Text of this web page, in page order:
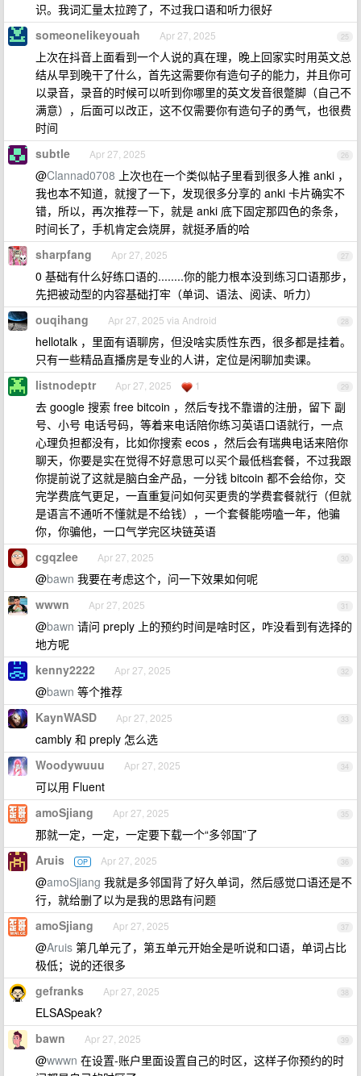
识。我词汇量太拉跨了，不过我口语和听力很好
25
someonelikeyouah Apr 27, 2025
上次在抖音上面看到一个人说的真在理，晚上回家实时用英文总
结从早到晚干了什么，首先这需要你有造句子的能力，并且你可
以录音，录音的时候可以听到你哪里的英文发音很蹩脚（自己不
满意），后面可以改正，这不仅需要你有造句子的勇气，也很费
时间
26
subtle Apr 27, 2025
@Clannad0708 上次也在一个类似帖子里看到很多人推 anki ，
我也本不知道，就搜了一下，发现很多分享的 anki 卡片确实不
错，所以，再次推荐一下，就是 anki 底下固定那四色的条条，
时间长了，手机肯定会烧屏，就挺矛盾的哈
27
sharpfang Apr 27, 2025
0 基础有什么好练口语的........你的能力根本没到练习口语那步，
先把被动型的内容基础打牢（单词、语法、阅读、听力）
28
ouqihang Apr 27, 2025 via Android
hellotalk ，里面有语聊房，但没啥实质性东西，很多都是挂着。
只有一些精品直播房是专业的人讲，定位是闲聊加卖课。
29
listnodeptr Apr 27, 2025 1
去 google 搜索 free bitcoin ，然后专找不靠谱的注册，留下 副
号、小号 电话号码，等着来电话陪你练习英语口语就行，一点
心理负担都没有，比如你搜索 ecos ，然后会有瑞典电话来陪你
聊天，你要是实在觉得不好意思可以买个最低档套餐，不过我跟
你提前说了这就是脑白金产品，一分钱 bitcoin 都不会给你，交
完学费底气更足，一直重复问如何买更贵的学费套餐就行（但就
是语言不通听不懂就是不给钱），一个套餐能唠嗑一年，他骗
你，你骗他，一口气学完区块链英语
30
cgqzlee Apr 27, 2025
@bawn 我要在考虑这个，问一下效果如何呢
31
wwwn Apr 27, 2025
@bawn 请问 preply 上的预约时间是啥时区，咋没看到有选择的
地方呢
32
kenny2222 Apr 27, 2025
@bawn 等个推荐
33
KaynWASD Apr 27, 2025
cambly 和 preply 怎么选
34
Woodywuuu Apr 27, 2025
可以用 Fluent
35
amoSjiang Apr 27, 2025
那就一定，一定，一定要下载一个“多邻国”了
36
Aruis OP Apr 27, 2025
@amoSjiang 我就是多邻国背了好久单词，然后感觉口语还是不
行，就给删了以为是我的思路有问题
37
amoSjiang Apr 27, 2025
@Aruis 第几单元了，第五单元开始全是听说和口语，单词占比
极低；说的还很多
38
gefranks Apr 27, 2025
ELSASpeak?
39
bawn Apr 27, 2025
@wwwn 在设置-账户里面设置自己的时区，这样子你预约的时